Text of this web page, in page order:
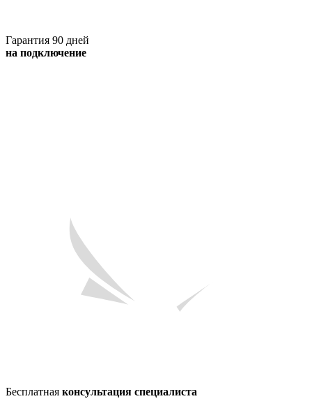
Гарантия 90 дней
на подключение
Бесплатная консультация специалиста